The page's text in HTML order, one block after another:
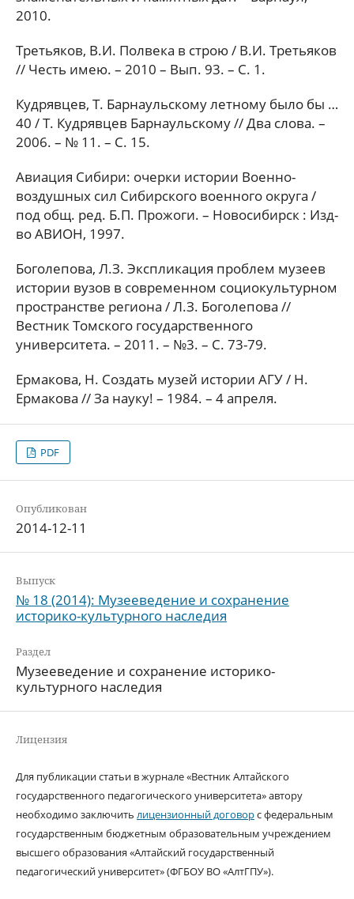
2010.
Третьяков, В.И. Полвека в строю / В.И. Третьяков
// Честь имею. – 2010 – Вып. 93. – С. 1.
Кудрявцев, Т. Барнаульскому летному было бы …
40 / Т. Кудрявцев Барнаульскому // Два слова. –
2006. – № 11. – С. 15.
Авиация Сибири: очерки истории Военно-
воздушных сил Сибирского военного округа /
под общ. ред. Б.П. Прожоги. – Новосибирск : Изд-
во АВИОН, 1997.
Боголепова, Л.З. Экспликация проблем музеев
истории вузов в современном социокультурном
пространстве региона / Л.З. Боголепова //
Вестник Томского государственного
университета. – 2011. – №3. – С. 73-79.
Ермакова, Н. Создать музей истории АГУ / Н.
Ермакова // За науку! – 1984. – 4 апреля.
PDF
Опубликован
2014-12-11
Выпуск
№ 18 (2014): Музееведение и сохранение
историко-культурного наследия
Раздел
Музееведение и сохранение историко-
культурного наследия
Лицензия
Для публикации статьи в журнале «Вестник Алтайского
государственного педагогического университета» автору
необходимо заключить лицензионный договорс федеральным
государственным бюджетным образовательным учреждением
высшего образования «Алтайский государственный
педагогический университет» (ФГБОУ ВО «АлтГПУ»).